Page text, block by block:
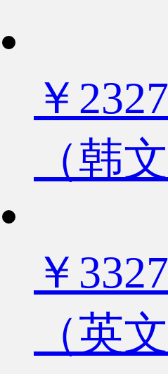
￥
（韩文
￥
（英文